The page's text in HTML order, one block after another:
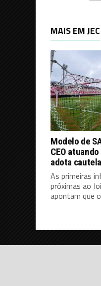
MAIS EM JEC
Modelo de
CEO
adota cautela
As primeiras
próximas ao
apontam que